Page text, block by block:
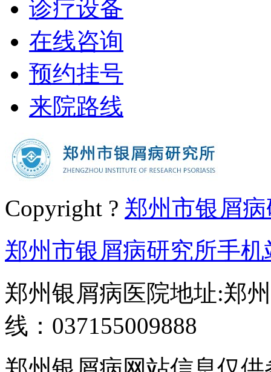
诊疗设备
在线咨询
预约挂号
来院路线
Copyright ? 郑州市银屑
郑州市银屑病研究所手机
郑州银屑病医院地址:郑
线：037155009888